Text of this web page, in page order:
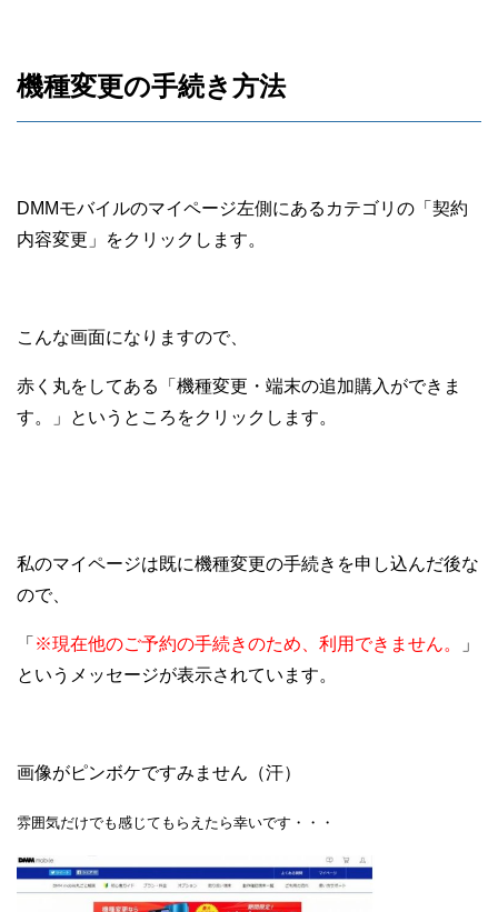
機種変更の手続き方法
DMMモバイルのマイページ左側にあるカテゴリの「契約
内容変更」をクリックします。
こんな画面になりますので、
赤く丸をしてある「機種変更・端末の追加購入ができま
す。」というところをクリックします。
私のマイページは既に機種変更の手続きを申し込んだ後な
ので、
「 ※現在他のご予約の手続きのため、利用できません。
」
というメッセージが表示されています。
画像がピンボケですみません（汗）
雰囲気だけでも感じてもらえたら幸いです・・・